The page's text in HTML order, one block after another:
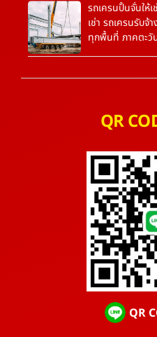
รถเครนปั้นจั่นให้
เช่า รถเครนรับจ้
ทุกพื้นที่ ภาคตะวั
QR
QR